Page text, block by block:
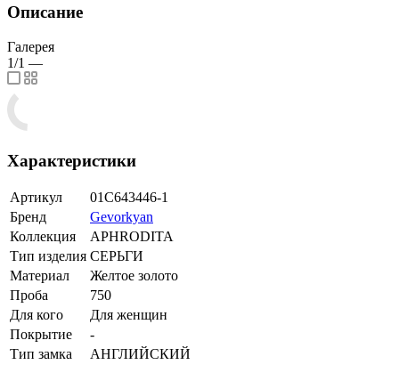
Описание
Галерея
1/1 —
Характеристики
Артикул
01С643446-1
Бренд
Gevorkyan
Коллекция
APHRODITA
Тип изделия СЕРЬГИ
Материал
Желтое золото
Проба
750
Для кого
Для женщин
Покрытие
-
Тип замка
АНГЛИЙСКИЙ